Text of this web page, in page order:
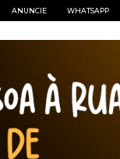
ANUNCIE WHATSAPP